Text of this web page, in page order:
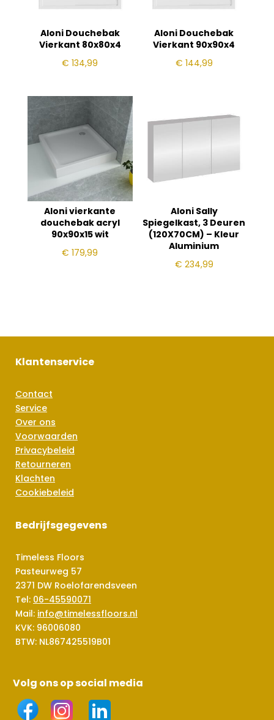
Aloni Douchebak
Vierkant 80x80x4
€ 134,99
Aloni Douchebak
Vierkant 90x90x4
€ 144,99
Aloni vierkante
douchebak acryl
90x90x15 wit
€ 179,99
Aloni Sally
Spiegelkast, 3 Deuren
(120X70CM) – Kleur
Aluminium
€ 234,99
Klantenservice
Contact
Service
Over ons
Voorwaarden
Privacybeleid
Retourneren
Klachten
Cookiebeleid
Bedrijfsgegevens
Timeless Floors
Pasteurweg 57
2371 DW Roelofarendsveen
Tel: 06-45590071
Mail: info@timelessfloors.nl
KVK: 96006080
BTW: NL867425519B01
Volg ons op social media